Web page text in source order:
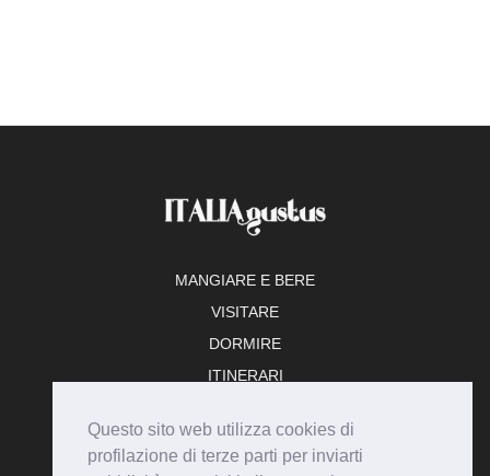
Questo sito web utilizza cookies di
profilazione di terze parti per inviarti
MANGIARE E BERE
VISITARE
DORMIRE
ITINERARI
ADERISCI